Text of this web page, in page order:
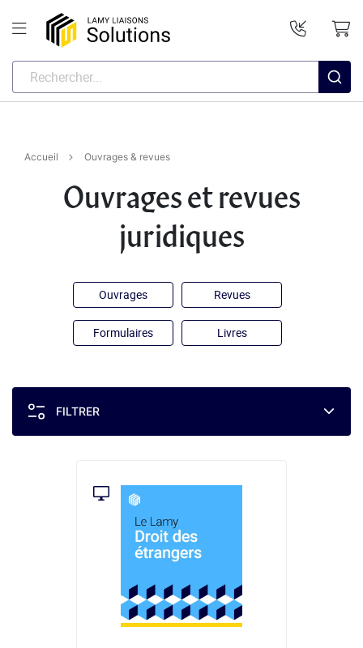
Accueil Ouvrages & revues
Ouvrages et revues
juridiques
Ouvrages Revues
Formulaires Livres
FILTRER